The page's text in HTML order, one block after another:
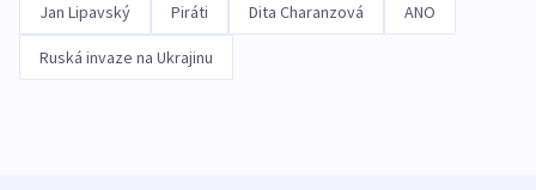
Jan Lipavský Piráti Dita Charanzová ANO
Ruská invaze na Ukrajinu